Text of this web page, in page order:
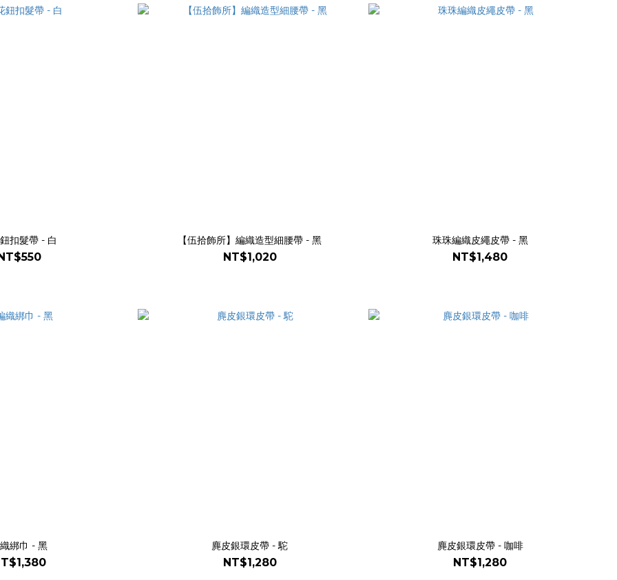
扣髮帶 - 白 【伍拾飾所】編織造型細腰帶 - 黑
NT$1,020
珠珠編織皮繩皮帶 - 黑
NT$1,480
綁巾 - 黑 麂皮銀環皮帶 - 駝
NT$1,280
麂皮銀環皮帶 - 咖啡
NT$1,280